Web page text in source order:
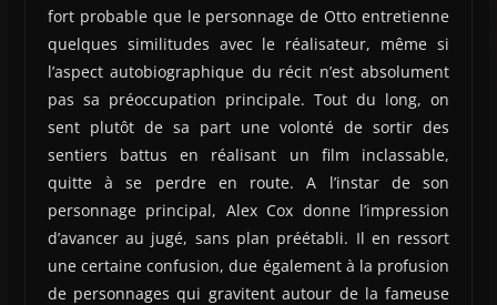
fort probable que le personnage de Otto entretienne
quelques similitudes avec le réalisateur, même si
l’aspect autobiographique du récit n’est absolument
pas sa préoccupation principale. Tout du long, on
sent plutôt de sa part une volonté de sortir des
sentiers battus en réalisant un film inclassable,
quitte à se perdre en route. A l’instar de son
personnage principal, Alex Cox donne l’impression
d’avancer au jugé, sans plan préétabli. Il en ressort
une certaine confusion, due également à la profusion
de personnages qui gravitent autour de la fameuse